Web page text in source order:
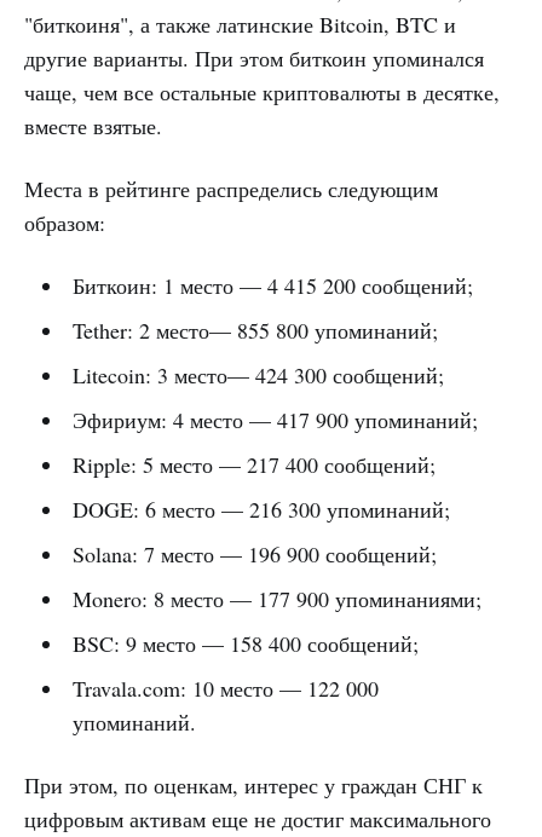
"биткоиня", а также латинские Bitcoin, BTC и
другие варианты. При этом биткоин упоминался
чаще, чем все остальные криптовалюты в десятке,
вместе взятые.
Места в рейтинге распределись следующим
образом:
Биткоин: 1 место — 4 415 200 сообщений;
Tether: 2 место— 855 800 упоминаний;
Litecoin: 3 место— 424 300 сообщений;
Эфириум: 4 место — 417 900 упоминаний;
Ripple: 5 место — 217 400 сообщений;
DOGE: 6 место — 216 300 упоминаний;
Solana: 7 место — 196 900 сообщений;
Monero: 8 место — 177 900 упоминаниями;
BSC: 9 место — 158 400 сообщений;
Travala.com: 10 место — 122 000
упоминаний.
При этом, по оценкам, интерес у граждан СНГ к
цифровым активам еще не достиг максимального